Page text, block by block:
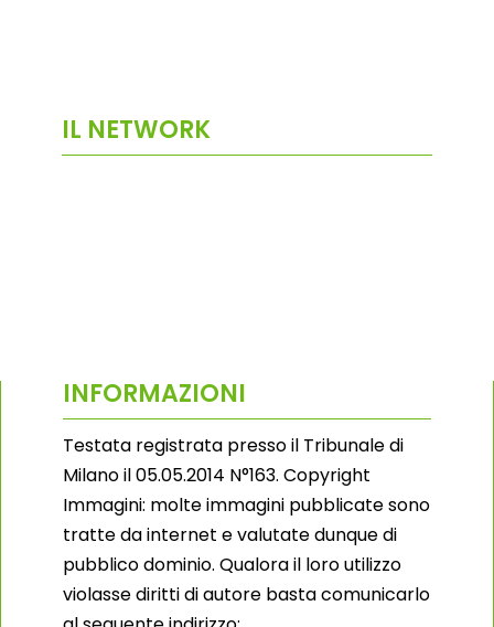
IL NETWORK
INFORMAZIONI
Testata registrata presso il Tribunale di
Milano il 05.05.2014 N°163. Copyright
Immagini: molte immagini pubblicate sono
tratte da internet e valutate dunque di
pubblico dominio. Qualora il loro utilizzo
violasse diritti di autore basta comunicarlo